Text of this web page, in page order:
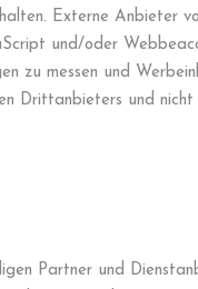
Externe Anbieter
und/oder
zu messen und
Drittanbieters und nicht
Partner und